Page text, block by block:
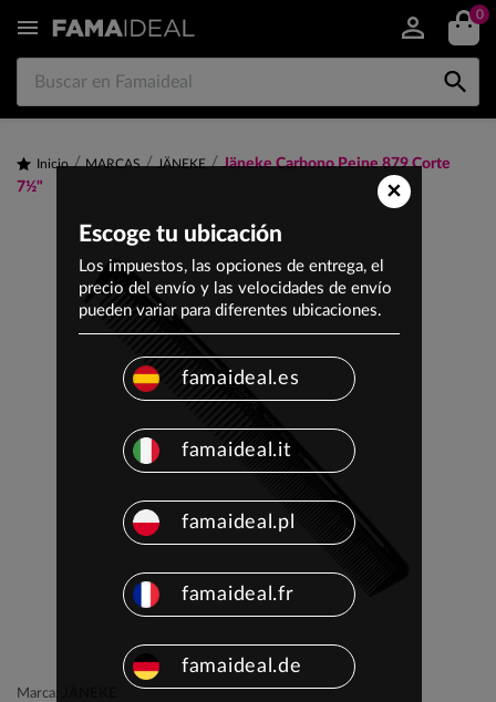
 0

Inicio MARCAS JÄNEKE
Jäneke Carbono Peine 879 Corte
7½"
Marca: JÄNEKE
×
Escoge tu ubicación
Los impuestos, las opciones de entrega, el
precio del envío y las velocidades de envío
pueden variar para diferentes ubicaciones.
famaideal.es
famaideal.it
famaideal.pl
famaideal.fr
famaideal.de